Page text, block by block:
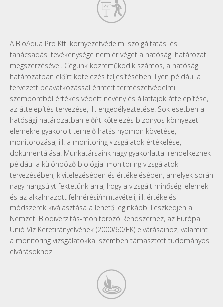
hatastanulmany-
A BioAqua Pro Kft. környezetvédelmi szolgáltatási és
tanácsadási tevékenysége nem ér véget a hatósági határozat
megszerzésével. Cégünk közreműködik számos, a hatósági
határozatban előírt kötelezés teljesítésében. Ilyen például a
tervezett beavatkozással érintett természetvédelmi
szempontból értékes védett növény és állatfajok áttelepítése,
az áttelepítés tervezése, ill. engedélyeztetése. Sok esetben a
hatósági határozatban előírt kötelezés bizonyos környezeti
elemekre gyakorolt terhelő hatás nyomon követése,
monitorozása, ill. a monitoring vizsgálatok értékelése,
dokumentálása. Munkatársaink nagy gyakorlattal rendelkeznek
például a különböző biológiai monitoring vizsgálatok
tervezésében, kivitelezésében és értékelésében, amelyek során
nagy hangsúlyt fektetünk arra, hogy a vizsgált minőségi elemek
és az alkalmazott felmérési/mintavételi, ill. értékelési
módszerek kiválasztása a lehető leginkább illeszkedjen a
Nemzeti Biodiverzitás-monitorozó Rendszerhez, az Európai
Unió Víz Keretirányelvének (2000/60/EK) elvárásaihoz, valamint
a monitoring vizsgálatokkal szemben támasztott tudományos
elvárásokhoz.
levelvizes-